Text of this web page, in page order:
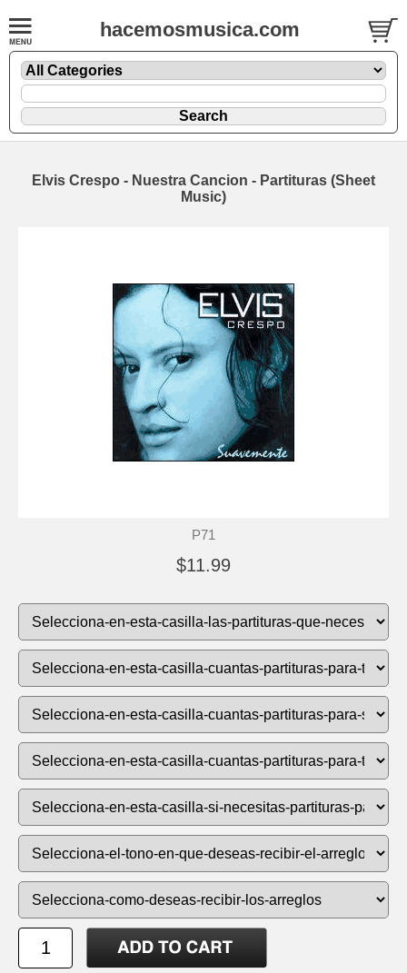
hacemosmusica.com
Elvis Crespo - Nuestra Cancion - Partituras (Sheet
Music)
P71
$11.99